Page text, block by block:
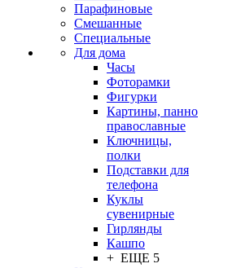
Парафиновые
Смешанные
Специальные
Для дома
Часы
Фоторамки
Фигурки
Картины, панно
православные
Ключницы,
полки
Подставки для
телефона
Куклы
сувенирные
Гирлянды
Кашпо
+ ЕЩЕ 5